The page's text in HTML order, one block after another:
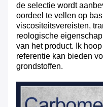
de selectie wordt
oordeel te vellen op
viscositeitsvereisten,
reologische
van het product. Ik
referentie kan bieden
grondstoffen.